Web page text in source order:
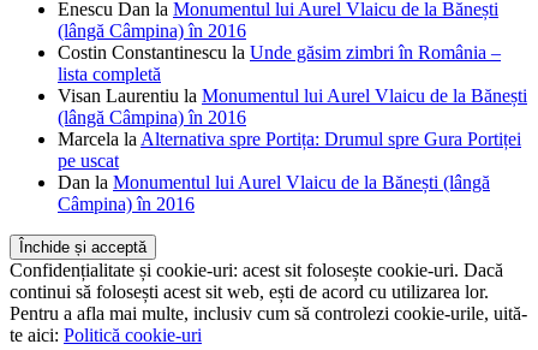
Enescu Dan la Monumentul lui Aurel Vlaicu de la Bănești
(lângă Câmpina) în 2016
Costin Constantinescu la Unde găsim zimbri în România –
lista completă
Visan Laurentiu la Monumentul lui Aurel Vlaicu de la Bănești
(lângă Câmpina) în 2016
Marcela laAlternativa spre Portița: Drumul spre Gura Portiței
pe uscat
Dan la Monumentul lui Aurel Vlaicu de la Bănești (lângă
Câmpina) în 2016
Confidențialitate și cookie-uri: acest sit folosește cookie-uri. Dacă
continui să folosești acest sit web, ești de acord cu utilizarea lor.
Pentru a afla mai multe, inclusiv cum să controlezi cookie-urile, uită-
te aici: Politică cookie-uri